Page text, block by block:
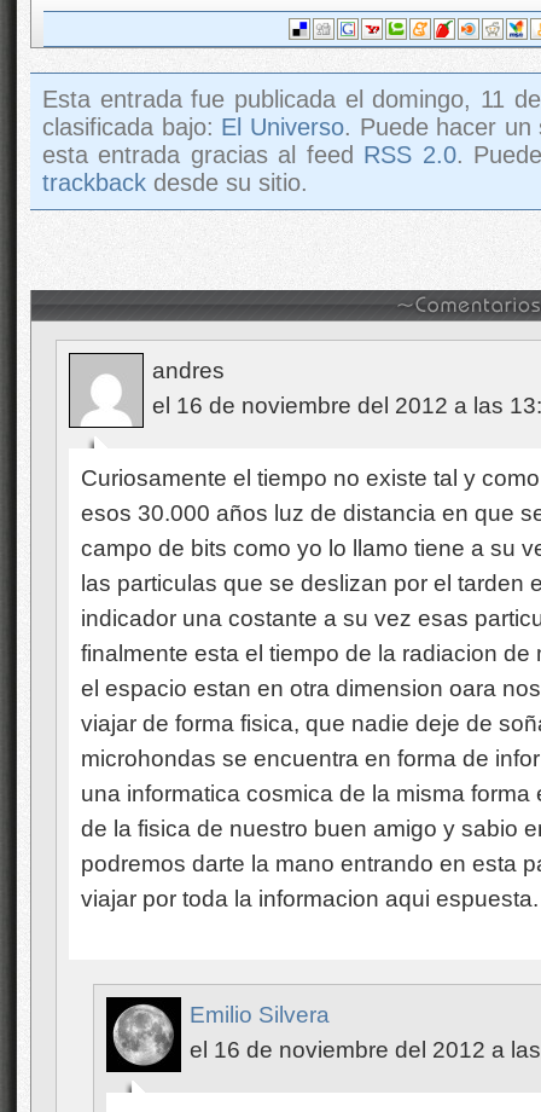
andres
el 16 de noviembre del 2012 a las
esos 30.000 años luz de distancia en que
las particulas que se deslizan por el
indicador una costante a su vez esas
finalmente esta el tiempo de la radiacion
el espacio estan en otra dimension oara
viajar de forma fisica, que nadie deje de
microhondas se encuentra en forma de
una informatica cosmica de la misma
de la fisica de nuestro buen amigo y sabio
podremos darte la mano entrando en esta
viajar por toda la informacion aqui
Emilio Silvera
el 16 de noviembre del 2012 a
¡Hombre, amigo Andrés! Lo cierto es
viaje al Centro de la Galaxia, para mí
es mucho para un ser vivo aunque